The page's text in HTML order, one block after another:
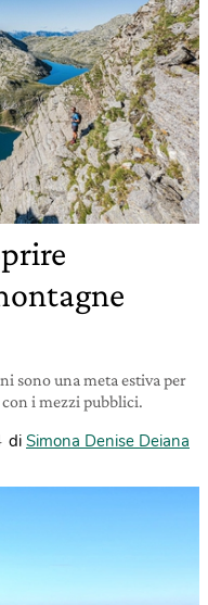
sono una meta estiva per
i mezzi pubblici.
di Simona Denise Deiana